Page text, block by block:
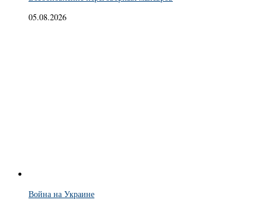
05.08.2026
Война на Украине